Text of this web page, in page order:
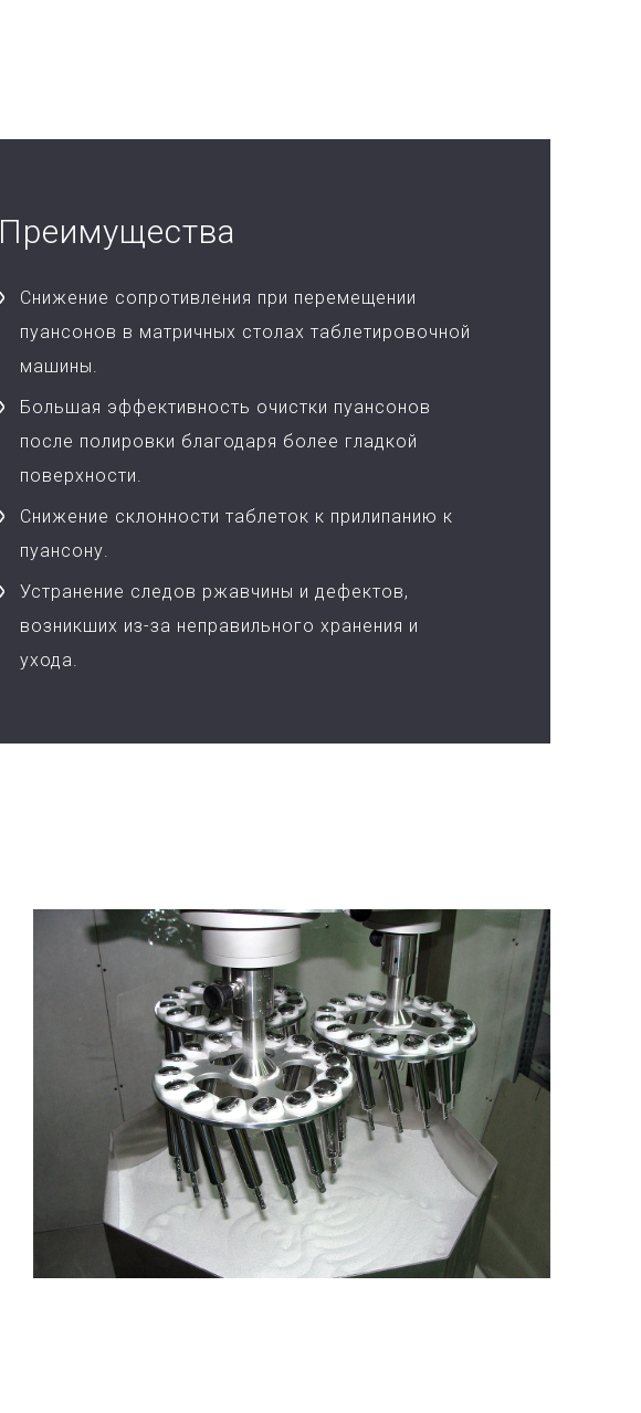
Преимущества
Снижение сопротивления при перемещении
пуансонов в матричных столах таблетировочной
машины.
Большая эффективность очистки пуансонов
после полировки благодаря более гладкой
поверхности.
Снижение склонности таблеток к прилипанию к
пуансону.
Устранение следов ржавчины и дефектов,
возникших из-за неправильного хранения и
ухода.